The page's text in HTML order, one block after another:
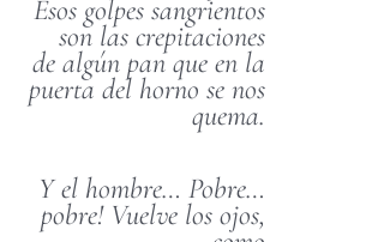
Esos golpes sangrientos
son las crepitaciones
de algún pan que en la
puerta del horno se nos
quema.
Y el hombre… Pobre…
pobre! Vuelve los ojos,